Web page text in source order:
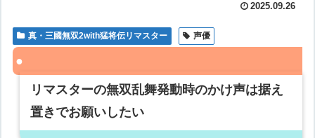
2025.09.26
真・三國無双2with猛将伝リマスター 声優
リマスターの無双乱舞発動時のかけ声は据え
置きでお願いしたい